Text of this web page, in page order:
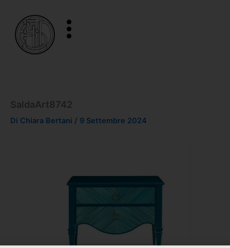
contenuto
SaldaArt8742
Di Chiara Bertani / 9 Settembre 2024